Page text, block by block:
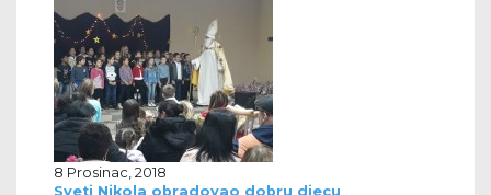
8 Prosinac, 2018
Sveti Nikola obradovao dobru djecu